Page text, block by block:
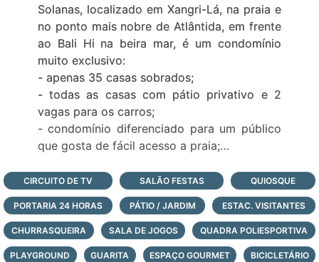
Solanas, localizado em Xangri-Lá, na praia e
no ponto mais nobre de Atlântida, em frente
ao Bali Hi na beira mar, é um condomínio
muito exclusivo:
- apenas 35 casas sobrados;
- todas as casas com pátio privativo e 2
vagas para os carros;
- condomínio diferenciado para um público
que gosta de fácil acesso a praia;
condomínio fechado à beira-mar de
Atlântida, logo abaixo, faça contato agora
mesmo com nossos corretores e saiba mais!
CIRCUITO DE TV SALÃO FESTAS QUIOSQUE
PORTARIA 24 HORAS PÁTIO / JARDIM ESTAC. VISITANTES
CHURRASQUEIRA SALA DE JOGOS QUADRA POLIESPORTIVA
PLAYGROUND GUARITA ESPAÇO GOURMET BICICLETÁRIO